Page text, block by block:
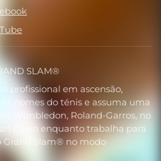
SLAM®
profissional em ascensão,
nomes do ténis e assuma uma
Wimbledon, Roland-Garros, no
Open enquanto trabalha para
Grand Slam® no modo